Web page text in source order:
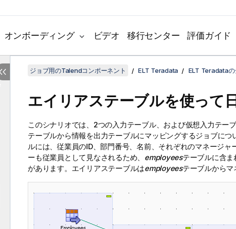
オンボーディング ビデオ 移行センター 評価ガイド
ジョブ用のTalendコンポーネント ELT Teradata ELT Teradataの
エイリアステーブルを使って
このシナリオでは、2つの入力テーブル、および仮想入力テー
テーブルから情報を出力テーブルにマッピングするジョブにつ
ルには、従業員のID、部門番号、名前、それぞれのマネージャ
ーも従業員として見なされるため、 employeesテーブルに含ま
があります。エイリアステーブルはemployeesテーブルからマ